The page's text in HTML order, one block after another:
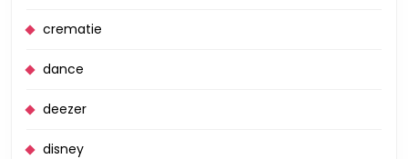
crematie
dance
deezer
disney